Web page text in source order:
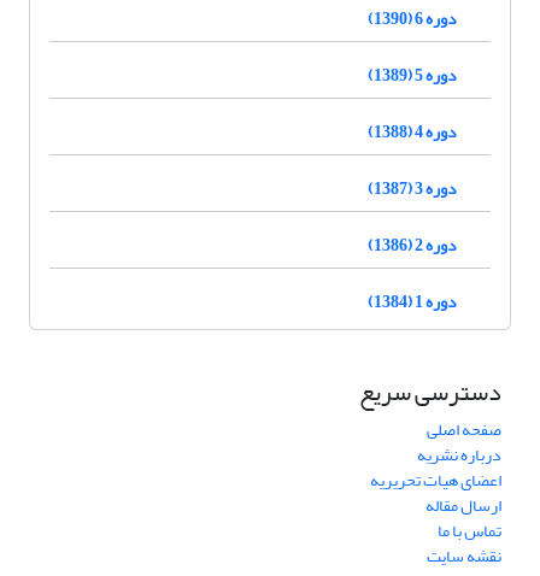
دوره 6 (1390)
دوره 5 (1389)
دوره 4 (1388)
دوره 3 (1387)
دوره 2 (1386)
دوره 1 (1384)
دسترسی سریع
صفحه اصلی
درباره نشریه
اعضای هیات تحریریه
ارسال مقاله
تماس با ما
نقشه سایت